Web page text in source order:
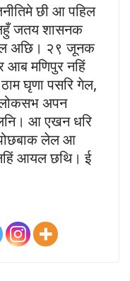
छी आ पहिल
जतय शासनक
गेल अछि। २९ जूनक
आब मणिपुर नहिं
घृणा पसरि गेल,
अपन
आ एखन धरि
लेल आ
आयल छथि। ई